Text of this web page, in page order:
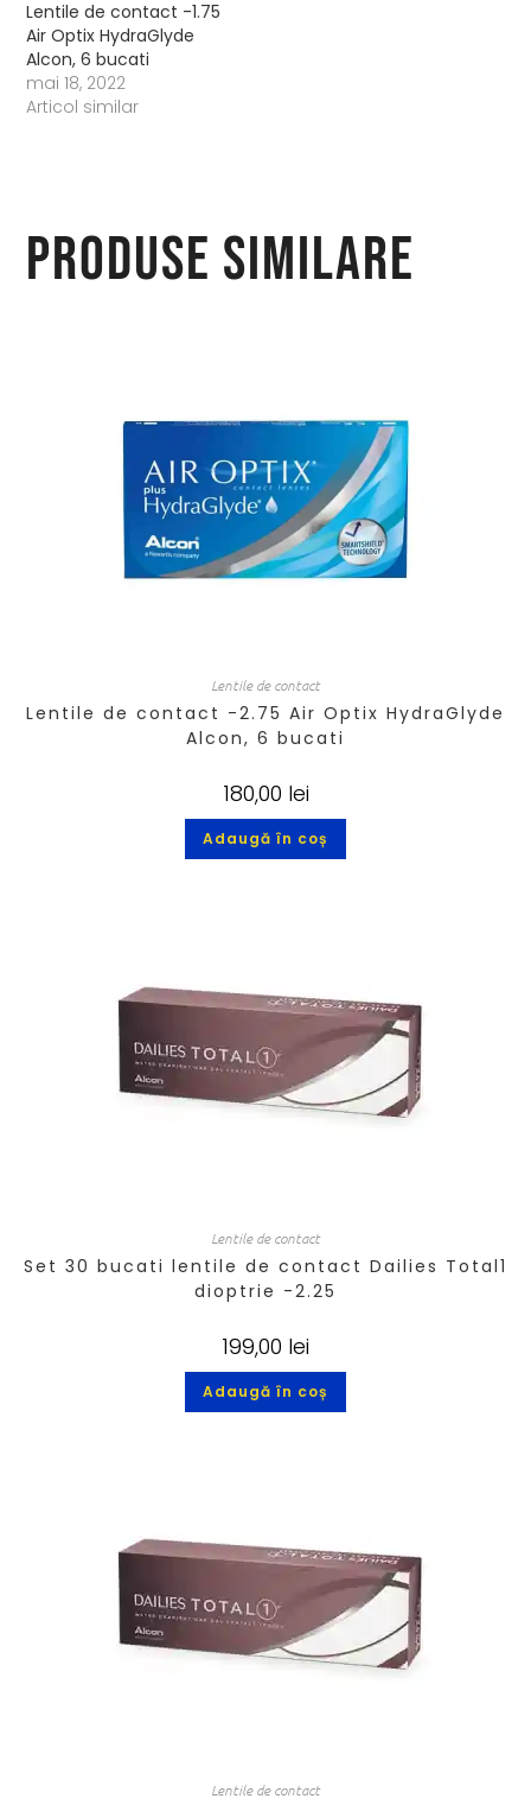
Lentile de contact -1.75
Air Optix HydraGlyde
Alcon, 6 bucati
mai 18, 2022
Articol similar
Produse similare
Lentile de contact
Lentile de contact -2.75 Air Optix HydraGlyde
Alcon, 6 bucati
180,00 lei
Adaugă în coș
Lentile de contact
Set 30 bucati lentile de contact Dailies Total1
dioptrie -2.25
199,00 lei
Adaugă în coș
Lentile de contact